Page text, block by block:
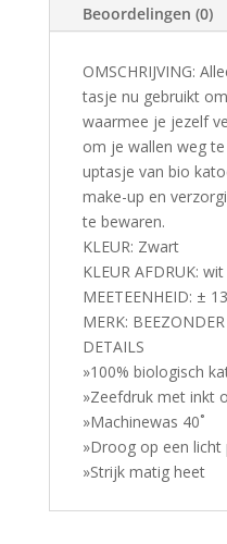
Beoordelingen (0)
OMSCHRIJVING:
tasje nu gebruikt
waarmee je jezelf
om je wallen weg
uptasje van bio
make-up en
te bewaren.
KLEUR: Zwart
KLEUR AFDRUK: wit
MEETEENHEID: ±
MERK: BEEZONDER
DETAILS
»100% biologisch
»Zeefdruk met inkt
»Machinewas 40˚
»Droog op een
»Strijk matig heet